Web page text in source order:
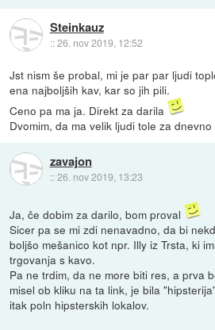
Steinkauz
::26. nov 2019, 12:52
Jst nism še probal, mi je par par ljudi
ena najboljših kav, kar so jih pili.
Ceno pa ma ja. Direkt za darila
Dvomim, da ma velik ljudi tole za
zavajon
::26. nov 2019, 13:23
Ja, če dobim za darilo, bom proval
Sicer pa se mi zdi nenavadno, da bi
boljšo mešanico kot npr. Illy iz Trsta, ki
trgovanja s kavo.
Pa ne trdim, da ne more biti res, a prva
misel ob kliku na ta link, je bila
itak poln hipsterskih lokalov.